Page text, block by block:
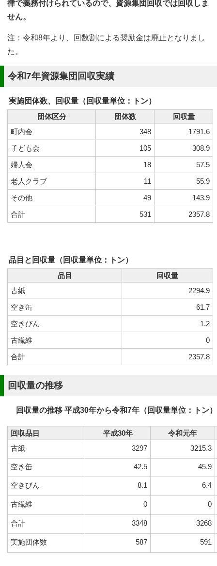
律で義務付けられているので、資源集団回収では回収しま
せん。
注：令和8年より、回数割による奨励金は廃止となりまし
た。
令和7年資源集団回収実績
実施団体数、回収量（回収量単位：トン）
団体区分
団体数
回収量
町内会
348
1791.6
子ども会
105
308.9
婦人会
18
57.5
老人クラブ
11
55.9
その他
49
143.9
合計
531 2357.8
品目と回収量（回収量単位：トン）
品目
回収量
古紙
2294.9
空き缶
61.7
空きびん
1.2
古繊維
0
合計
2357.8
回収量の推移
回収量の推移 平成30年から令和7年（回収量単位：トン）
回収品目 平成30年
令和元年
古紙
3297 3215.3
空き缶 42.5 45.9
空きびん 8.1 6.4
古繊維 0 0
合計 3348 3268
実施団体数 587 591